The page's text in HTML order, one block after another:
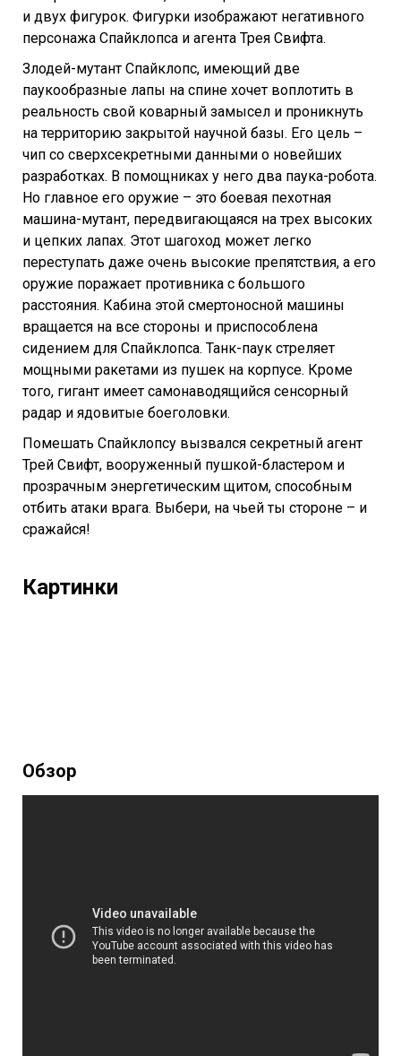
и двух фигурок. Фигурки изображают негативного
персонажа Спайклопса и агента Трея Свифта.
Злодей-мутант Спайклопс, имеющий две
паукообразные лапы на спине хочет воплотить в
реальность свой коварный замысел и проникнуть
на территорию закрытой научной базы. Его цель –
чип со сверхсекретными данными о новейших
разработках. В помощниках у него два паука-робота.
Но главное его оружие – это боевая пехотная
машина-мутант, передвигающаяся на трех высоких
и цепких лапах. Этот шагоход может легко
переступать даже очень высокие препятствия, а его
оружие поражает противника с большого
расстояния. Кабина этой смертоносной машины
вращается на все стороны и приспособлена
сидением для Спайклопса. Танк-паук стреляет
мощными ракетами из пушек на корпусе. Кроме
того, гигант имеет самонаводящийся сенсорный
радар и ядовитые боеголовки.
Помешать Спайклопсу вызвался секретный агент
Трей Свифт, вооруженный пушкой-бластером и
прозрачным энергетическим щитом, способным
отбить атаки врага. Выбери, на чьей ты стороне – и
сражайся!
Картинки
Обзор